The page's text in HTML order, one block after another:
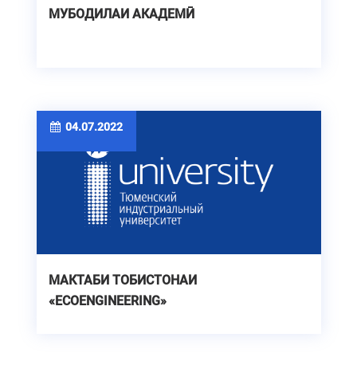
МУБОДИЛАИ АКАДЕМӢ
04.07.2022
МАКТАБИ ТОБИСТОНАИ
«ECOENGINEERING»